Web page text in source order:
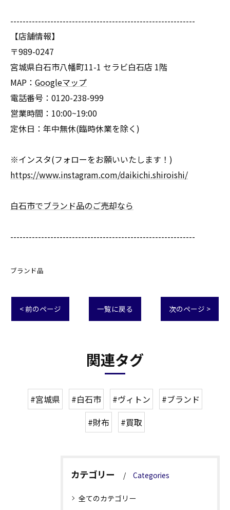
------------------------------------------------------------
【店舗情報】
〒989-0247
宮城県白石市八幡町11-1 セラビ白石店 1階
MAP： Googleマップ
電話番号：0120-238-999
営業時間：10:00~19:00
定休日：年中無休(臨時休業を除く)
※インスタ(フォローをお願いいたします！)
https://www.instagram.com/daikichi.shiroishi/
白石市でブランド品のご売却なら
------------------------------------------------------------
ブランド品
< 前のページ 一覧に戻る 次のページ >
関連タグ
#宮城県 #白石市 #ヴィトン
#ブランド
#財布
#買取
カテゴリー Categories
全てのカテゴリー